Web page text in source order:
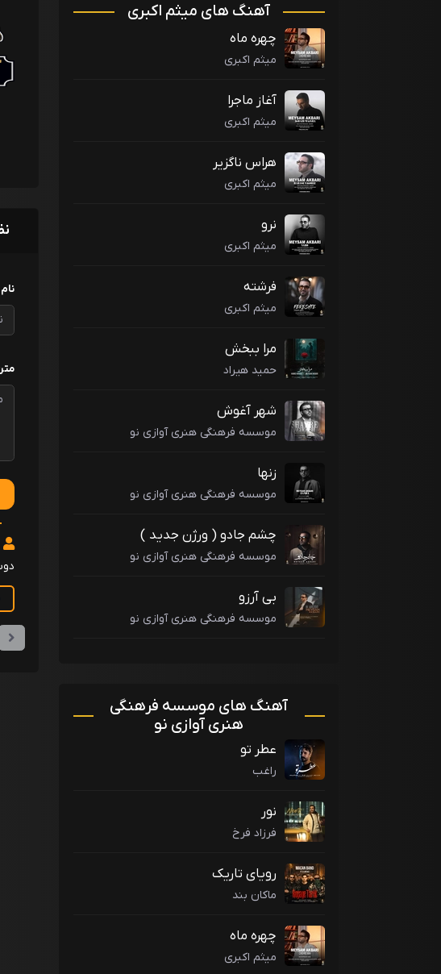
آهنگ های میثم اکبری
چهره ماه
میثم اکبری
آغاز ماجرا
میثم اکبری
هراس ناگزیر
میثم اکبری
نرو
میثم اکبری
فرشته
میثم اکبری
مرا ببخش
حمید هیراد
شهر آغوش
موسسه فرهنگی هنری آوازی نو
زنها
موسسه فرهنگی هنری آوازی نو
چشم جادو ( ورژن جدید )
موسسه فرهنگی هنری آوازی نو
بی آرزو
موسسه فرهنگی هنری آوازی نو
آهنگ های موسسه فرهنگی
هنری آوازی نو
عطر تو
راغب
نور
فرزاد فرخ
رویای تاریک
ماکان بند
چهره ماه
میثم اکبری